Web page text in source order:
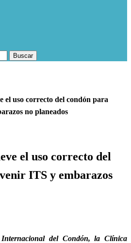
el uso correcto del condón para
no planeados
el uso correcto del
ITS y embarazos
del Condón, la Clínica